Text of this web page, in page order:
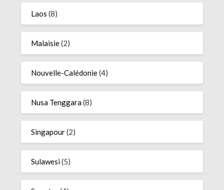
Laos (8)
Malaisie(2)
Nouvelle-Calédonie(4)
Nusa Tenggara(8)
Singapour(2)
Sulawesi(5)